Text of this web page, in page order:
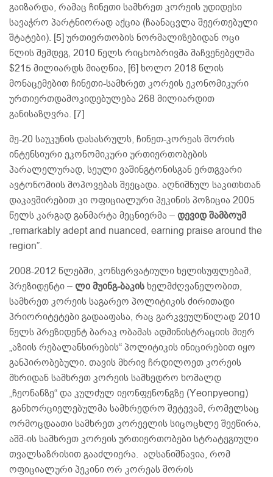
გაიზარდა, რამაც ჩინეთი სამხრეთ კორეის უდიდესი
სავაჭრო პარტნიორად აქცია (ჩაანაცვლა შეერთებული
შტატები). [5] ურთიერთობის ნორმალიზებიდან ოცი
წლის შემდეგ, 2010 წელს რიცხობრივმა მაჩვენებელმა
$215 მილიარდს მიაღწია, [6] ხოლო 2018 წლის
მონაცემებით ჩინეთი-სამხრეთ კორეის ეკონომიკური
ურთიერთდამოკიდებულება 268 მილიარდით
განისაზღვრა. [7]
მე-20 საუკუნის დასასრულს, ჩინეთ-კორეას შორის
ინტენსიური ეკონომიკური ურთიერთობების
პარალელურად, სეული ვაშინგტონისგან ერთგვარი
ავტონომიის მოპოვებას შეეცადა. აღნიშნულ საკითხთან
დაკავშირებით კი ოფიციალური პეკინის პოზიცია 2005
წელს კარგად განმარტა მეცნიერმა –დევიდ შამბოუმ
„remarkably adept and nuanced, earning praise around the
region”.
2008-2012 წლებში, კონსერვატიული ხელისუფლებამ,
პრეზიდენტი – ლი მუინგ-ბაკის ხელმძღვანელობით,
სამხრეთ კორეის საგარეო პოლიტიკის ძირითადი
პრიორიტეტები გადააფასა, რაც გარკვეულწილად 2010
წელს პრეზიდენტ ბარაკ ობამას ადმინისტრაციის მიერ
„აზიის რებალანსირების“ პოლიტიკის ინიცირებით იყო
განპირობებული. თავის მხრივ ჩრდილოეთ კორეის
მხრიდან სამხრეთ კორეის სამხედრო ხომალდ
„ჩეონანზე“ და კულძულ იეონფენონგზე (Yeonpyeong)
განხორციელებულმა სამხრედრო შეტევამ, რომელსაც
ორმოცდაათი სამხრეთ კორეელის სიცოცხლე შეეწირა,
აშშ-ის სამხრეთ კორეის ურთიერთობები სტრატეგიული
თვალსაზრისით გააძლიერა. აღსანიშნავია, რომ
ოფიციალური პეკინი ორ კორეას შორის